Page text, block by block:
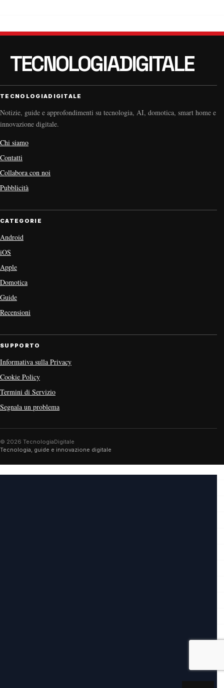
TECNOLOGIADIGITALE
Notizie, guide e approfondimenti su tecnologia, AI, domotica, smart home e
innovazione digitale.
Chi siamo
Contatti
Collabora con noi
Pubblicità
CATEGORIE
Android
iOS
Apple
Domotica
Guide
Recensioni
SUPPORTO
Informativa sulla Privacy
Cookie Policy
Termini di Servizio
Segnala un problema
© 2026 TecnologiaDigitale
Tecnologia, guide e innovazione digitale